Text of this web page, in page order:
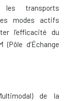
transports
modes actifs
l’efficacité du
d’Échange
de la